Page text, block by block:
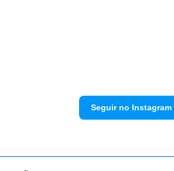
Seguir no Instagram